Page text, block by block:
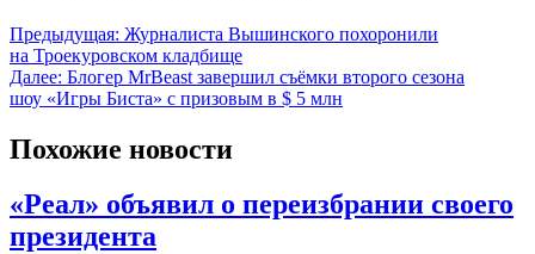
Предыдущая: Журналиста Вышинского похоронили
на Троекуровском кладбище
Далее: Блогер MrBeast завершил съёмки второго сезона
шоу «Игры Биста» с призовым в $ 5 млн
Похожие новости
«Реал» объявил о переизбрании своего
президента